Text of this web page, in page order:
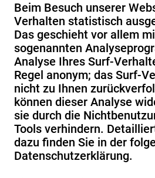
Beim Besuch unserer
Verhalten statistisch
Das geschieht vor allem
sogenannten
Analyse Ihres Surf-
Regel anonym; das Surf-
nicht zu Ihnen
können dieser Analyse
sie durch die
Tools verhindern.
dazu finden Sie in der
Datenschutzerklärung.